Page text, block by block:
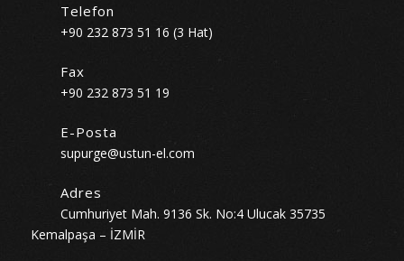
Telefon
+90 232 873 51 16 (3 Hat)
Fax
+90 232 873 51 19
E-Posta
supurge@ustun-el.com
Adres
Cumhuriyet Mah. 9136 Sk. No:4 Ulucak 35735
Kemalpaşa – İZMİR